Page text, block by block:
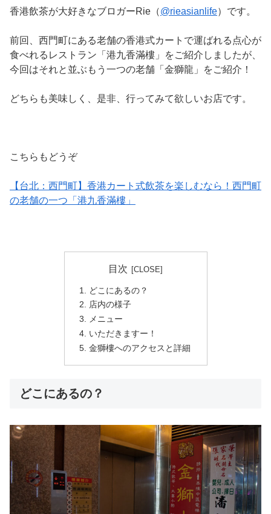
香港飲茶が大好きなブロガーRie（@rieasianlife）です。
前回、西門町にある老舗の香港式カートで運ばれる点心が
食べれるレストラン「港九香滿樓」をご紹介しましたが、
今回はそれと並ぶもう一つの老舗「金獅龍」をご紹介！
どちらも美味しく、是非、行ってみて欲しいお店です。
こちらもどうぞ
【台北：西門町】香港カート式飲茶を楽しむなら！西門町
の老舗の一つ「港九香滿樓」
目次
どこにあるの？
店内の様子
メニュー
いただきますー！
金獅樓へのアクセスと詳細
どこにあるの？